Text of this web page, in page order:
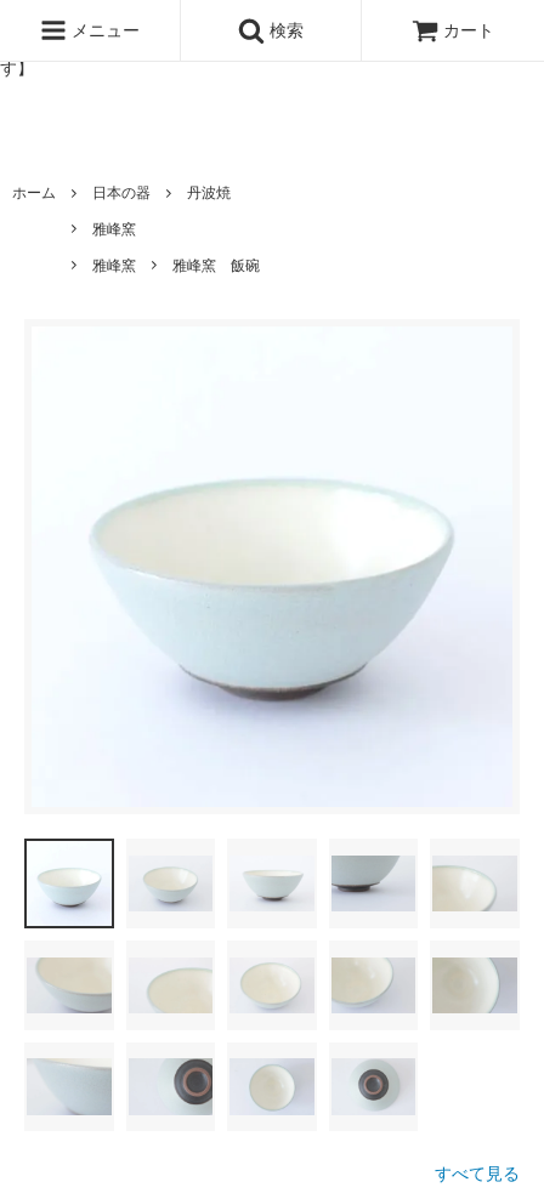
ッタのオンラインストア【アラビア,クイストゴーなどの北欧ヴィンテ
ージ食器,雅峰窯やソルテグラスジュエリーなどの作家の作品が並びま
す】
メニュー 検索 カート
ホーム 日本の器
丹波焼
雅峰窯
雅峰窯
雅峰窯 飯碗
すべて見る